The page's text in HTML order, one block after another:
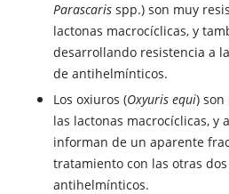
Parascaris spp.) son muy
lactonas macrocíclicas, y
desarrollando resistencia a
de antihelmínticos.
Los oxiuros (Oxyuris equi) son
las lactonas macrocíclicas, y
informan de un aparente
tratamiento con las otras
antihelmínticos.